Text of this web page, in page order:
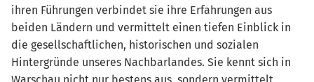
ihren Führungen verbindet sie ihre Erfahrungen aus
beiden Ländern und vermittelt einen tiefen Einblick in
die gesellschaftlichen, historischen und sozialen
Hintergründe unseres Nachbarlandes. Sie kennt sich in